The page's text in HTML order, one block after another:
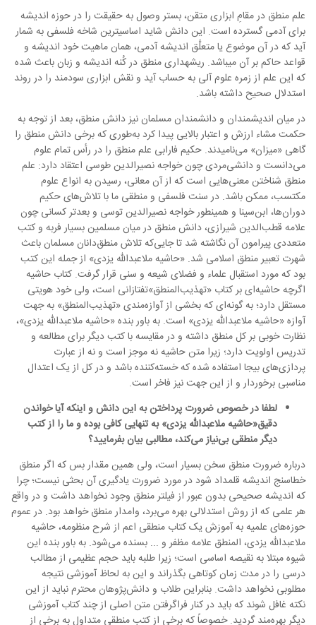
علم منطق در مقامِ ابزاری متقن، بستر وصول به حقیقت را در حوزه اندیشه
برای آدمی گسترده است. این دانش شاید اساسی­ترین شاخه فلسفی به شمار
آید که در آن موضوع یا متعلَّق اندیشه آدمی، همان ماهیت خود اندیشه و
قواعد حاکم بر آن می­باشد. ریشه­داری منطق در کُنه اندیشه و زبان باعث شده
که این علم از زمره علوم آلی به حساب آید و نقش ابزاری سودمند را در روند
استدلال صحیح داشته باشد.
در میان اندیشمندان و دانشمندان مسلمان نیز دانش منطق، بعد از توجه به
حکمت مشاء ارزش و اعتبار بالایی پیدا کرد به‌طوری که برخی دانش منطق را
گاهی «میزان» می‌نامیدند. حکیم فارابی علم منطق را در رأس تمام علوم
می‌دانست و دانشی‌مردی چون خواجه نصیرالدین طوسی اعتقاد دارد: علم
منطق شناختن معنی‌هایی است که از آن معانی، رسیدن به انواع علوم
مکتسب، ممکن باشد. در سنت فلسفی و منطقی ما با تلاش‌های حکیم
دوران‌ها، ابن‌سینا و همینطور خواجه نصیر‌الدین توسی و بعد‌تر کسانی چون
علامه قطب‌الدین شیرازی، دانش منطق در میان مسلمین بسیار فربه و کتب
متعددی پیرامون آن نگاشته شد تا جایی‌که تلاش منطق‌دانان مسلمان باعث
شهرت تعبیر منطق اسلامی شد. «حاشیه ملاعبدالله یزدی» از جمله این کتب
بود که مورد استقبال علماء و فضلای شیعه و سنی قرار گرفت. کتاب حاشیه
اگرچه حاشیه‌ای بر کتاب «تهذیب‌المنطق»تفتازانی است، ولی خود هویتی
مستقل دارد؛ به گونه‌ای که بخشی از آوازه‌مندی«تهذیب‌المنطق» به جهت
آوازه«حاشیه ملاعبدالله یزدی» است. به باور بنده«حاشیه ملاعبدالله یزدی»،
نظارت خوبی بر کل منطق داشته و در مقایسه با کتب دیگر برای مطالعه و
تدریس اولویت دارد؛ زیرا متن حاشیه نه موجز است و نه از عبارت
‌پردازی‌های بیجا استفاده شده که خسته‌کننده باشد و در کل از یک اعتدال
مناسبی برخوردار و از این جهت نیز فاخر است.
لطفا در خصوص ضرورت پرداختن به این دانش و اینکه آیا خواندن
دقیق«حاشیه ملاعبدالله یزدی» به تنهایی کافی‌ بوده و ما را از کتب
دیگر منطقی بی‌نیاز می‌کند، مطالبی بیان بفرمایید؟
درباره ضرورت منطق سخن بسیار است، ولی همین مقدار بس که اگر منطق
خطاسنج اندیشه قلمداد شود در مورد ضرورت یادگیری آن بحثی نیست؛ چرا
که اندیشه صحیحی بدون عبور از فیلتر منطق وجود نخواهد داشت و در واقع
هر علمی که از روش استدلالی بهره می‌برد، وامدار منطق خواهد بود. در عموم
حوزه‌های علمیه به آموزش یک کتاب منطقی اعم از شرحمنظومه، حاشیه
ملاعبدالله یزدی، المنطق علامه مظفر و ... بسنده می‌شود. به باور بنده این
شیوه مبتلا به نقیصه اساسی است؛ زیرا طلبه باید حجم عظیمی از مطالب
درسی را در مدت زمان کوتاهی بگذراند و این به لحاظ آموزشی نتیجه
مطلوبی نخواهد داشت. بنابراین طلاب و دانش‌پژوهان محترم نباید از این
نکته غافل شوند که باید در کنار فراگرفتن متن اصلی از چند کتاب آموزشی
دیگر بهره‌مند گردید. خصوصاً که برخی از کتب منطقی متداول به برخی از